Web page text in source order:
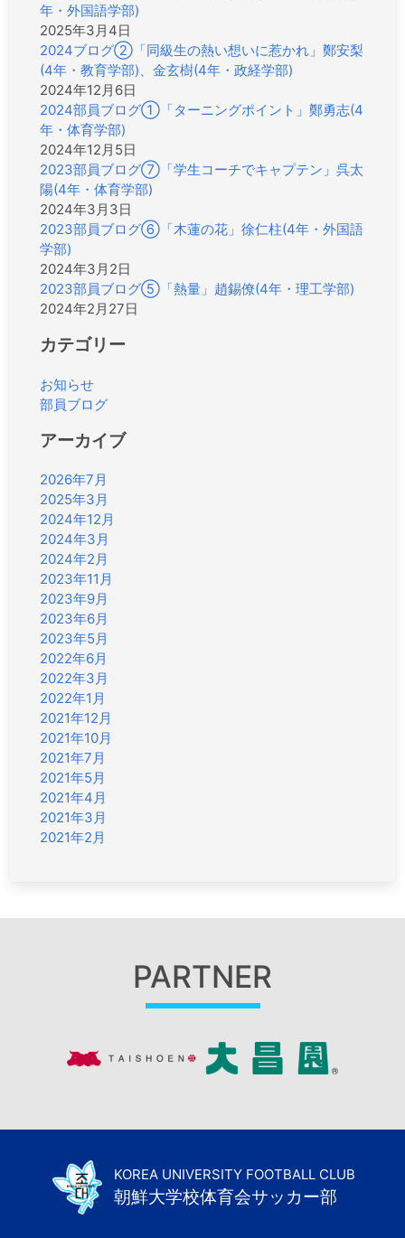
年・外国語学部)
2025年3月4日
2024ブログ②「同級生の熱い想いに惹かれ」鄭安梨
(4年・教育学部)、金玄樹(4年・政経学部)
2024年12月6日
2024部員ブログ①「ターニングポイント」鄭勇志(4
年・体育学部)
2024年12月5日
2023部員ブログ⑦「学生コーチでキャプテン」呉太
陽(4年・体育学部)
2024年3月3日
2023部員ブログ⑥「木蓮の花」徐仁柱(4年・外国語
学部)
2024年3月2日
2023部員ブログ⑤「熱量」趙錫僚(4年・理工学部)
2024年2月27日
カテゴリー
お知らせ
部員ブログ
アーカイブ
2026年7月
2025年3月
2024年12月
2024年3月
2024年2月
2023年11月
2023年9月
2023年6月
2023年5月
2022年6月
2022年3月
2022年1月
2021年12月
2021年10月
2021年7月
2021年5月
2021年4月
2021年3月
2021年2月
PARTNER
KOREA UNIVERSITY FOOTBALL CLUB
朝鮮大学校体育会サッカー部